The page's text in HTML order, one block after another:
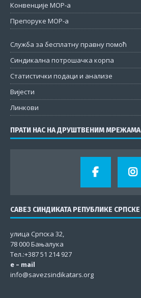
Конвенције МОР-а
Препоруке МОР-а
Служба за бесплатну правну помоћ
Синдикална потрошачка корпа
Статистички подаци и анализе
Вијести
Линкови
ПРАТИ НАС НА ДРУШТВЕНИМ МРЕЖАМА
САВЕЗ СИНДИКАТА РЕПУБЛИКЕ СРПСКЕ
улица Српска 32,
78 000 Бањалука
Тел.:+387 51 214 927
e – mail
info@savezsindikatars.org